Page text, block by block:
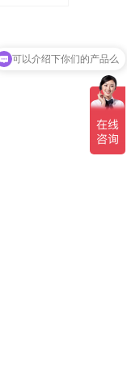
可以介绍下你们的产品么